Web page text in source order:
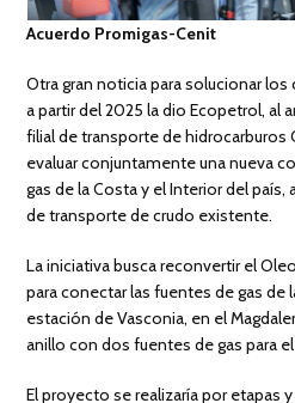
Acuerdo Promigas-Cenit
Otra gran noticia para solucionar
a partir del 2025 la dio Ecopetrol, al
filial de transporte de hidrocarburos
evaluar conjuntamente una nueva
gas de la Costa y el Interior del
de transporte de crudo existente.
La iniciativa busca reconvertir el
para conectar las fuentes de gas de
estación de Vasconia, en el
anillo con dos fuentes de gas para
El proyecto se realizaría por etapas